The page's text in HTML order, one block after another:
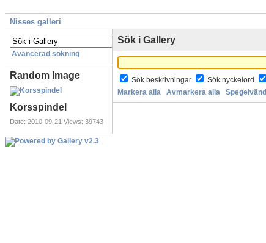
Nisses galleri
Avancerad sökning
Random Image
Korsspindel
Date: 2010-09-21Views: 39743
Sök i Gallery
Sök beskrivningar Sök nyckelord
Markera alla
Avmarkera alla Spegelvänd